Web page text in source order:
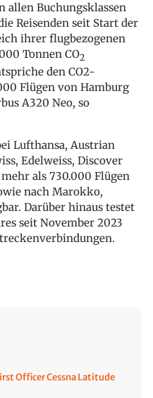
allen Buchungsklassen
Reisenden seit Start der
ihrer flugbezogenen
Tonnen CO2
den CO2-
Flügen von Hamburg
A320 Neo, so
Lufthansa, Austrian
Edelweiss, Discover
als 730.000 Flügen
nach Marokko,
Darüber hinaus testet
seit November 2023
Officer Cessna Latitude